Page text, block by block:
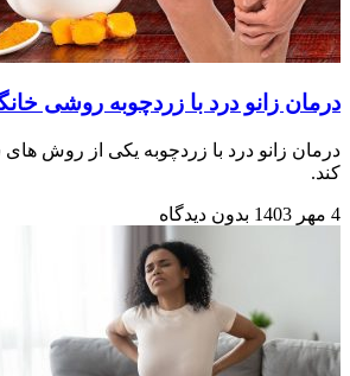
درمان زانو درد با زردچوبه روشی
درمان زانو درد با زردچوبه یکی از روش
کند.
4 مهر 1403 بدون دیدگاه